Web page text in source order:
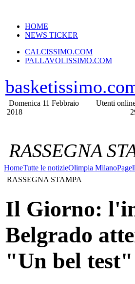
HOME
NEWS TICKER
CALCISSIMO.COM
PALLAVOLISSIMO.COM
Domenica 11 Febbraio
2018
Utenti
RASSEGNA
HomeTutte le notizieOlimpia Milano
RASSEGNA STAMPA
Il Giorno:
Belgrado
"Un bel test"